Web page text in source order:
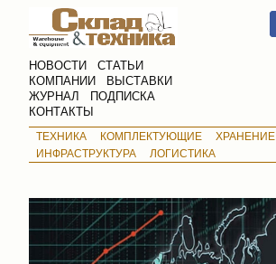
НОВОСТИ
СТАТЬИ
КОМПАНИИ
ВЫСТАВКИ
ЖУРНАЛ
ПОДПИСКА
КОНТАКТЫ
ТЕХНИКА КОМПЛЕКТУЮЩИЕ ХРАНЕНИЕ
ИНФРАСТРУКТУРА
ЛОГИСТИКА